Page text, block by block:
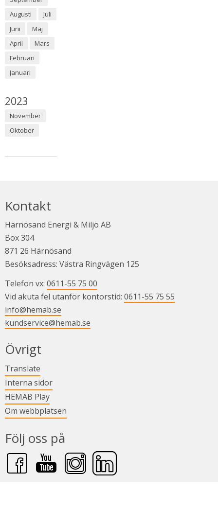
Augusti
Juli
Juni
Maj
April
Mars
Februari
Januari
År:
2023
November
Oktober
Kontakt
Härnösand Energi & Miljö AB
Box 304
871 26 Härnösand
Besöksadress: Västra Ringvägen 125
Telefon vx: 0611-55 75 00
Vid akuta fel utanför kontorstid: 0611-55 75 55
info@hemab.se
kundservice@hemab.se
Övrigt
Translate
Interna sidorLänk till annan webbplats.
HEMAB PlayLänk till annan webbplats.
Om webbplatsen
Följ oss på